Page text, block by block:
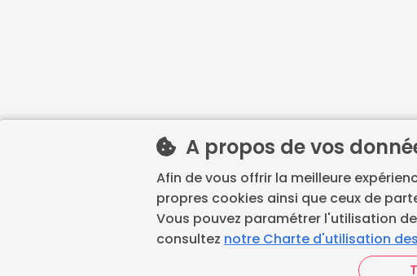
A propos de vos
Afin de vous offrir la meilleure
propres cookies ainsi que ceux de
Vous pouvez paramétrer l'utilisation
consultez notre Charte d'utilisation
La prise de rendez-vous pour